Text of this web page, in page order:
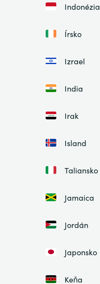
Indonézia
Írsko
Izrael
India
Irak
Island
Taliansko
Jamaica
Jordán
Japonsko
Keňa